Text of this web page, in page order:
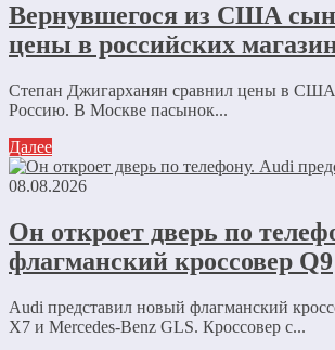
Вернувшегося из США
цены в российских
Степан Джигарханян сравнил цены в
Россию. В Москве пасынок...
Далее
08.08.2026
Он откроет дверь по
флагманский кроссовер Q9
Audi представил новый флагманский
X7 и Mercedes-Benz GLS. Кроссовер с...